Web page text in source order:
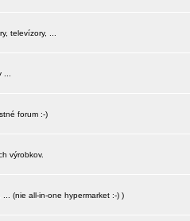
televízory, ...
forum :-)
výrobkov.
(nie all-in-one hypermarket :-) )